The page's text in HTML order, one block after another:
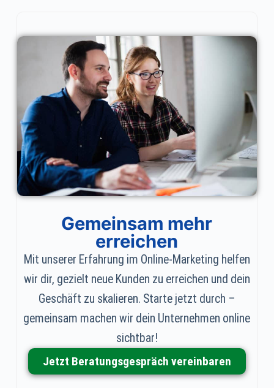
Gemeinsam mehr
erreichen
Mit unserer Erfahrung im Online-Marketing helfen
wir dir, gezielt neue Kunden zu erreichen und dein
Geschäft zu skalieren. Starte jetzt durch –
gemeinsam machen wir dein Unternehmen online
sichtbar!
Jetzt Beratungsgespräch vereinbaren